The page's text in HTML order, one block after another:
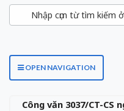
OPEN NAVIGATION
Công văn 3037/CT-CS